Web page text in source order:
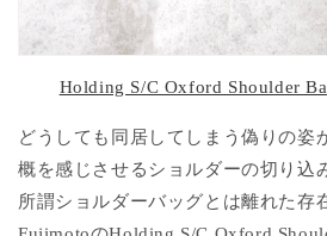
Holding S/C Oxford Shoulder
どうしても同居してしまう偽りの姿
概を感じさせるショルダーの切り込
所謂ショルダーバッグとは離れた存